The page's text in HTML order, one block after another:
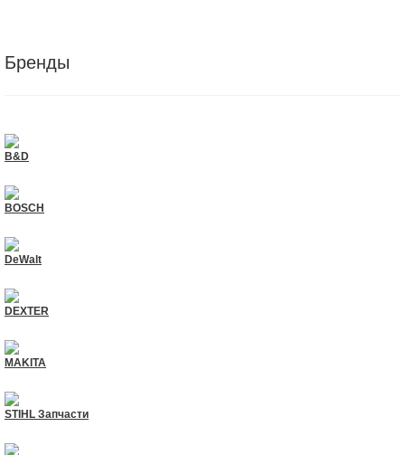
Бренды
B&D
BOSCH
DeWalt
DEXTER
MAKITA
STIHL Запчасти